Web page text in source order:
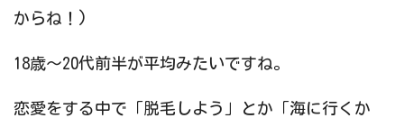
からね！)
18歳～20代前半が平均みたいですね。
恋愛をする中で「脱毛しよう」とか「海に行くか